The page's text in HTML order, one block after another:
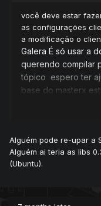
você deve estar
as configurações
a modificação o
Galera É só usar a
querendo compilar
tópico espero ter
base do masterx
+Master+X+2021
Alguém pode re-upar a
Alguém ai teria as libs
(Ubuntu).